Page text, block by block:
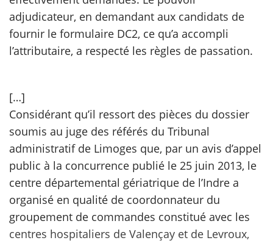
adjudicateur, en demandant aux candidats de
fournir le formulaire DC2, ce qu’a accompli
l’attributaire, a respecté les règles de passation.
[…]
Considérant qu’il ressort des pièces du dossier
soumis au juge des référés du Tribunal
administratif de Limoges que, par un avis d’appel
public à la concurrence publié le 25 juin 2013, le
centre départemental gériatrique de l’Indre a
organisé en qualité de coordonnateur du
groupement de commandes constitué avec les
centres hospitaliers de Valençay et de Levroux,